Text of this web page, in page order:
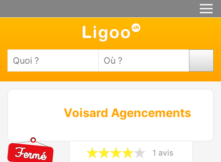
Voisard Agencements
1 avis